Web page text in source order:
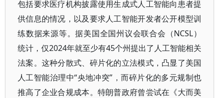
包括要求医疗机构披露使用生成式人工智能向患者提
供信息的情况，以及要求人工智能开发者公开模型训
练数据来源等。据美国全国州议会联合会（NCSL）
统计，仅2024年就至少有45个州提出了人工智能相关
法案。这种分散式、碎片化的立法模式，凸显了美国
人工智能治理中“央地冲突”，而碎片化的多元规制也
推高了企业合规成本。特朗普政府曾尝试在《大而美